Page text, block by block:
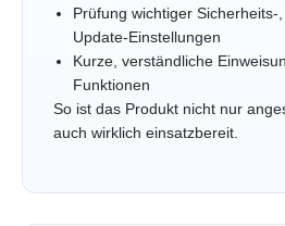
Prüfung wichtiger Sicherheits-
Update-Einstellungen
Kurze, verständliche
Funktionen
So ist das Produkt nicht nur
auch wirklich einsatzbereit.